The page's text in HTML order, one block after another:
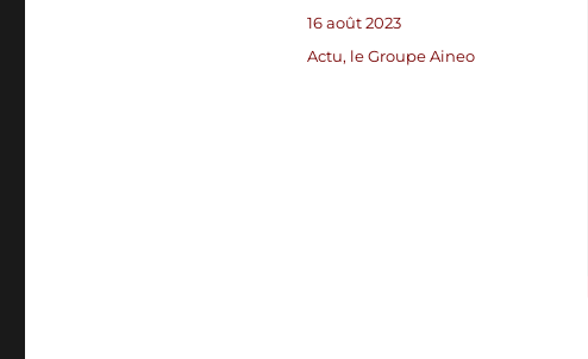
Publié
16 août 2023
Catégories
Actu, le Groupe Aineo